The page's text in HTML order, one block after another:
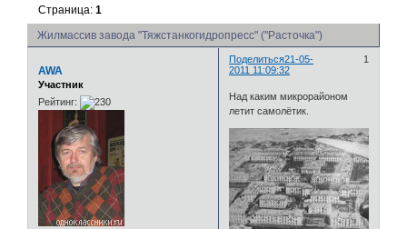
Жилмассив завода "Тяжстанкогидропресс" ("Расточка")
Страница:1
Поделиться 1
21-05-
2011 11:09:32
AWA
Участник
Рейтинг:
Над каким микрорайоном
летит самолётик.